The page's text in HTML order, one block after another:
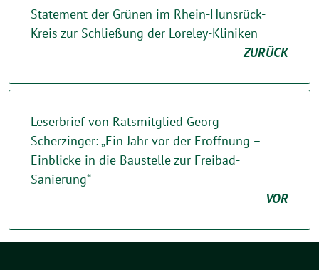
Statement der Grünen im Rhein-Hunsrück-
Kreis zur Schließung der Loreley-Kliniken
ZURÜCK
Leserbrief von Ratsmitglied Georg
Scherzinger: „Ein Jahr vor der Eröffnung –
Einblicke in die Baustelle zur Freibad-
Sanierung“
VOR